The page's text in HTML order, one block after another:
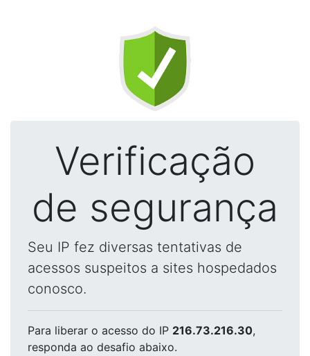
Verificação
de segurança
Seu IP fez diversas tentativas de
acessos suspeitos a sites hospedados
conosco.
Para liberar o acesso do IP 216.73.216.30,
responda ao desafio abaixo.